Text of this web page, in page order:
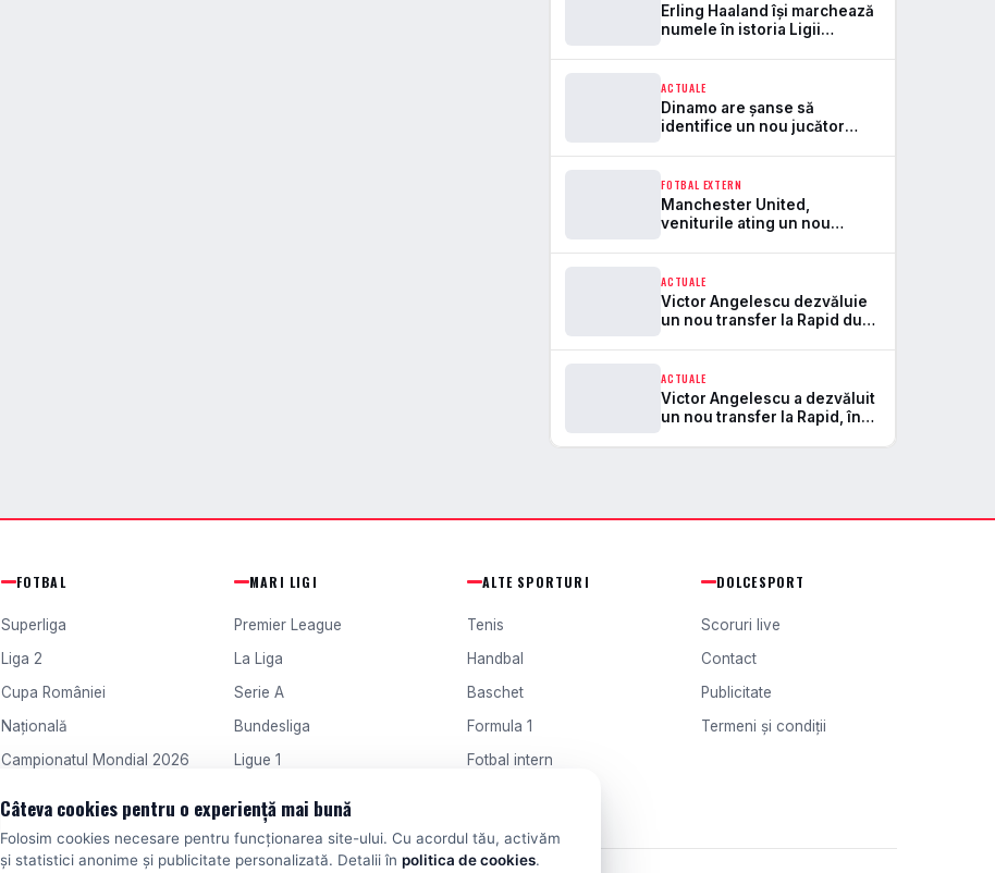
Erling Haaland își marchează
numele în istoria Ligii
record
ACTUALE
Dinamo are șanse să
identifice un nou jucător
FOTBAL EXTERN
Manchester United,
veniturile ating un nou
dezamăgitor în Premier
League
ACTUALE
Victor Angelescu dezvăluie
un nou transfer la Rapid după
„Suntem în căutare”
ACTUALE
Victor Angelescu a dezvăluit
un nou transfer la Rapid, în
FOTBAL
Superliga
Liga 2
Cupa României
Națională
Campionatul Mondial 2026
MARI LIGI
Premier League
La Liga
Serie A
Bundesliga
Ligue 1
ALTE SPORTURI
Tenis
Handbal
Baschet
Formula 1
Fotbal intern
DOLCESPORT
Scoruri live
Contact
Publicitate
Termeni și condiții
Câteva cookies pentru o experiență mai bună
Folosim cookies necesare pentru funcționarea site-ului. Cu acordul tău, activăm
și statistici anonime și publicitate personalizată. Detalii în politica de cookies.